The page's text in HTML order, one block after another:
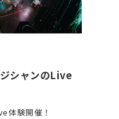
ジシャンのLive
体験開催！